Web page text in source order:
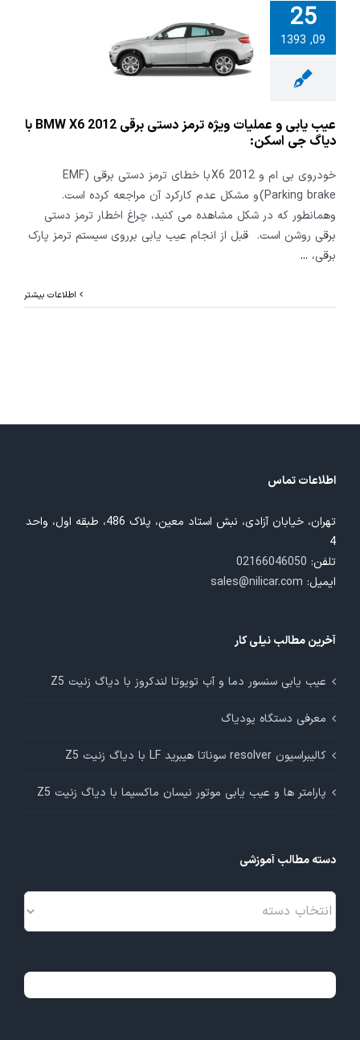
25
09, 1393
و عملیات
دستی برقی
BMW X6 2012 با
جی اسکن:
عیب یابی و عملیات ویژه ترمز دستی برقی BMW X6 2012 با
دیاگ جی اسکن:
خودروی بی ام و X6 2012 با خطای ترمز دستی برقی (EMF
(Parking brake و مشکل عدم کارکرد آن مراجعه کرده است.
وهمانطور که در شکل مشاهده می کنید، چراغ اخطار ترمز دستی
برقی روشن است. قبل از انجام عیب یابی برروی سیستم ترمز پارک
برقی، ...
اطلاعات بیشتر
اطلاعات تماس
تهران، خیابان آزادی، نبش استاد معین، پلاک 486، طبقه اول، واحد
4
تلفن: 02166046050
ایمیل: sales@nilicar.com
آخرین مطالب نیلی کار
عیب یابی سنسور دما و آب تویوتا لندکروز با دیاگ زنیت Z5
معرفی دستگاه یودیاگ
کالیبراسیون resolver سوناتا هیبرید LF با دیاگ زنیت Z5
پارامتر ها و عیب یابی موتور نیسان ماکسیما با دیاگ زنیت Z5
دسته مطالب آموزشی
دسته